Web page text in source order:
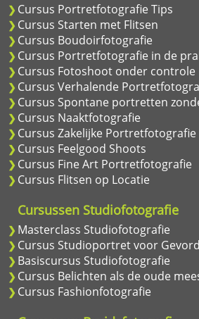
Cursus Portretfotografie Tips
Cursus Starten met Flitsen
Cursus Boudoirfotografie
Cursus Portretfotografie in de
Cursus Fotoshoot onder controle
Cursus Verhalende
Cursus Spontane portretten
Cursus Naaktfotografie
Cursus Zakelijke Portretfotografie
Cursus Feelgood Shoots
Cursus Fine Art Portretfotografie
Cursus Flitsen op Locatie
Cursussen Studiofotografie
Masterclass Studiofotografie
Cursus Studioportret voor
Basiscursus Studiofotografie
Cursus Belichten als de oude
Cursus Fashionfotografie